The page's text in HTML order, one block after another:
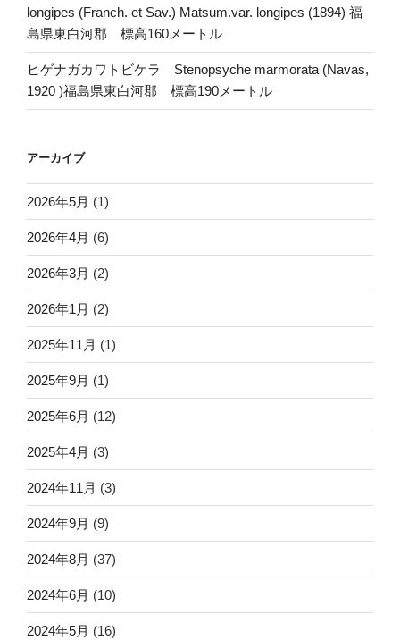
longipes (Franch. et Sav.) Matsum.var. longipes (1894) 福
島県東白河郡 標高160メートル
ヒゲナガカワトビケラ Stenopsyche marmorata (Navas,
1920 )福島県東白河郡 標高190メートル
アーカイブ
2026年5月 (1)
2026年4月 (6)
2026年3月 (2)
2026年1月 (2)
2025年11月 (1)
2025年9月 (1)
2025年6月 (12)
2025年4月 (3)
2024年11月 (3)
2024年9月 (9)
2024年8月 (37)
2024年6月 (10)
2024年5月 (16)